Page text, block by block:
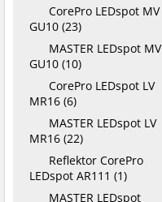
CorePro LEDspot MV
GU10 (23)
MASTER LEDspot MV
GU10 (10)
CorePro LEDspot LV
MR16 (6)
MASTER LEDspot LV
MR16 (22)
Reflektor CorePro
LEDspot AR111 (1)
MASTER LEDspot